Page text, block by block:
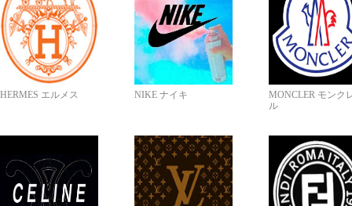
HERMES エルメス NIKE ナイキ
MONCLER モンク
ル